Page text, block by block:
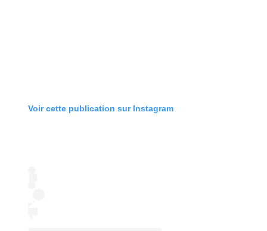
Voir cette publication sur Instagram